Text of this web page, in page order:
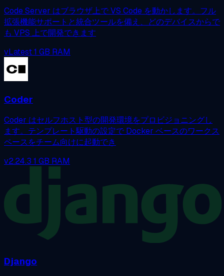
Code Server はブラウザ上で VS Code を動かします。フル
拡張機能サポートと統合ツールを備え、どのデバイスからで
も VPS 上で開発できます
vLatest1 GB RAM
Coder
Coder はセルフホスト型の開発環境をプロビジョニングし
ます。テンプレート駆動の設定で Docker ベースのワークス
ペースをチーム向けに起動でき
v2.24.3 1 GB RAM
Django